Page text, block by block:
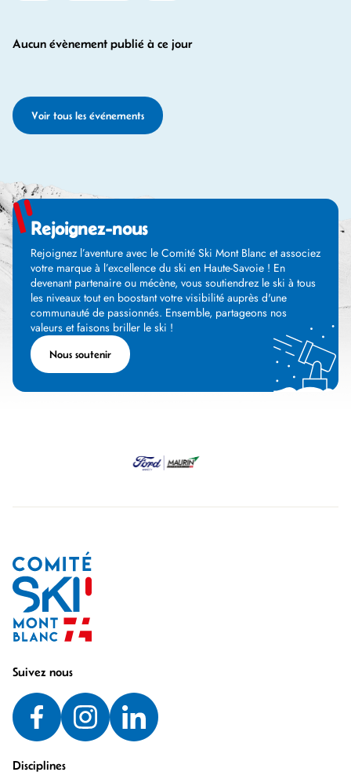
Aucun évènement publié à ce jour
Voir tous les événements
Rejoignez-nous
Rejoignez l’aventure avec le Comité Ski Mont Blanc et associez
votre marque à l’excellence du ski en Haute-Savoie ! En
devenant partenaire ou mécène, vous soutiendrez le ski à tous
les niveaux tout en boostant votre visibilité auprès d'une
communauté de passionnés. Ensemble, partageons nos
valeurs et faisons briller le ski !
Nous soutenir
Suivez nous
Disciplines